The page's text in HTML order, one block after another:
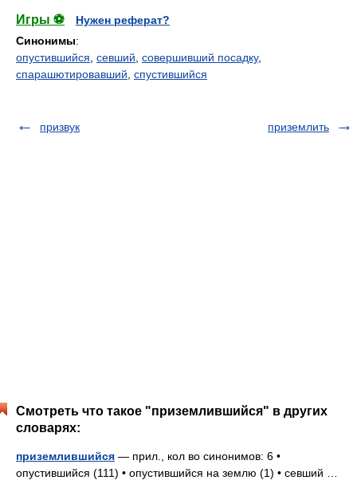
Игры ⚽
Нужен реферат?
Синонимы:
опустившийся севший совершивший посадку,
спарашютировавший спустившийся
призвук приземлить
Смотреть что такое "приземлившийся" в других
словарях:
приземлившийся — прил., кол во синонимов: 6 •
опустившийся (111) • опустившийся на землю (1) • севший …